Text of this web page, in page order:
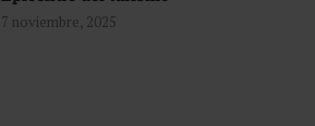
7 noviembre, 2025